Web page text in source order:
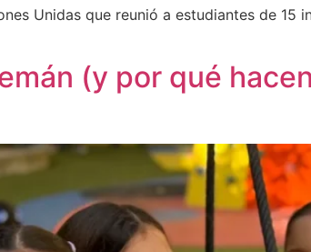
Unidas que reunió a estudiantes de 15
(y por qué